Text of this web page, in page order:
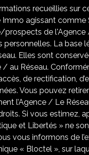
recueillies sur
Immo agissant
prospects de l'Agence
personnelles. La base
Elles sont
/ au Réseau.
de rectification,
Vous pouvez
l’Agence / Le
Si vous estimez,
et Libertés » ne
vous informons de
« Bloctel », sur